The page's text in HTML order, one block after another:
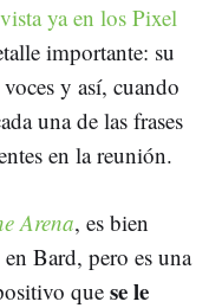
vista ya en los Pixel
importante: su
y así, cuando
una de las frases
en la reunión.
Arena, es bien
Bard, pero es una
que se le